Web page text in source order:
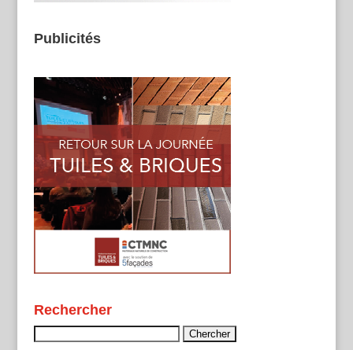
Publicités
Rechercher